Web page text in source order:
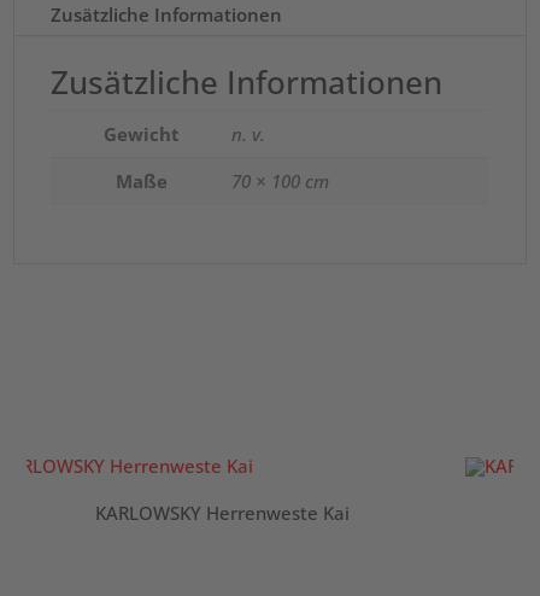
Zusätzliche Informationen
Zusätzliche Informationen
Gewicht
n. v.
Maße
70 × 100 cm
KARLOWSKY Herrenweste Kai